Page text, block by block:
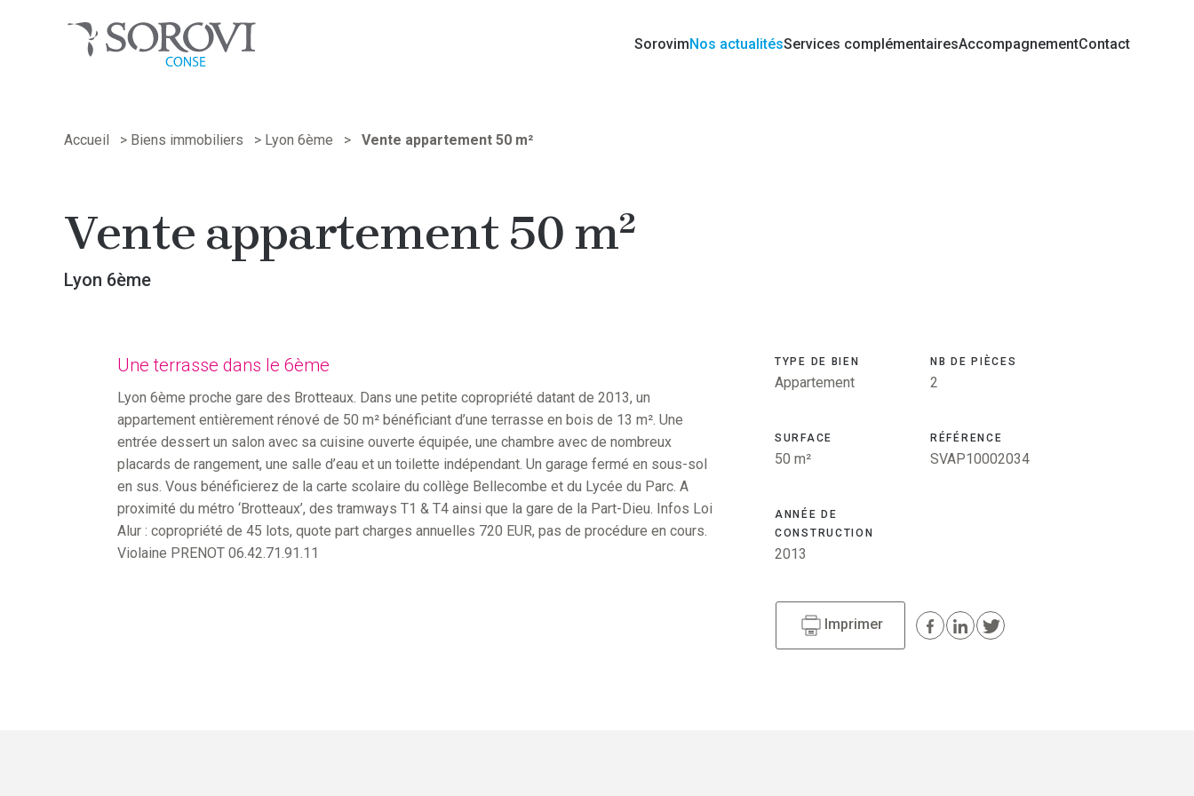
SorovimNos actualitésServices complémentairesAccompagnementContact
Accueil > Biens immobiliers > Lyon 6ème > Vente appartement 50 m²
Lyon 6ème
Vente appartement 50 m²
Une terrasse dans le 6ème
Lyon 6ème proche gare des Brotteaux. Dans une petite copropriété datant de 2013, un
appartement entièrement rénové de 50 m² bénéficiant d’une terrasse en bois de 13 m². Une
entrée dessert un salon avec sa cuisine ouverte équipée, une chambre avec de nombreux
placards de rangement, une salle d’eau et un toilette indépendant. Un garage fermé en sous-sol
en sus. Vous bénéficierez de la carte scolaire du collège Bellecombe et du Lycée du Parc. A
proximité du métro ‘Brotteaux’, des tramways T1 & T4 ainsi que la gare de la Part-Dieu. Infos Loi
Alur : copropriété de 45 lots, quote part charges annuelles 720 EUR, pas de procédure en cours.
Violaine PRENOT 06.42.71.91.11
TYPE DE BIEN
Appartement
NB DE PIÈCES
2
SURFACE
50 m²
RÉFÉRENCE
SVAP10002034
ANNÉE DE
CONSTRUCTION
2013
Imprimer